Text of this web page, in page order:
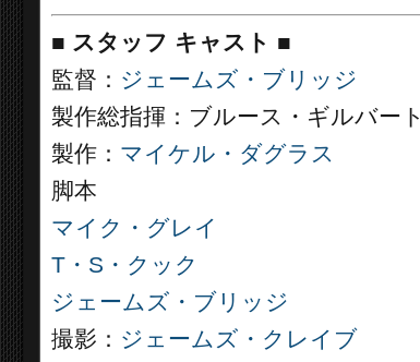
■ スタッフ キャスト ■
監督： ジェームズ・ブリッジ
製作総指揮：ブルース・ギルバート
製作： マイケル・ダグラス
脚本
マイク・グレイ
T・S・クック
ジェームズ・ブリッジ
撮影： ジェームズ・クレイブ